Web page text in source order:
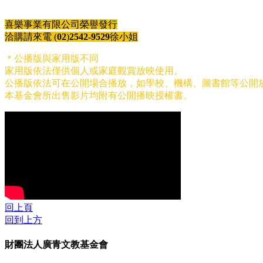
喜樂事業有限公司榮譽發行
洽購請來電 (02)2542-9529徐小姐
＊公播版與家用版不同
家用版依法僅供個人或家庭觀賞放映使用。
公播版依法可在公開場合播放，如學校、機構、圖書館等公開
本基金會所出售影片均附有公開播映授權書。
回上頁
回到上方
財團法人廣青文教基金會